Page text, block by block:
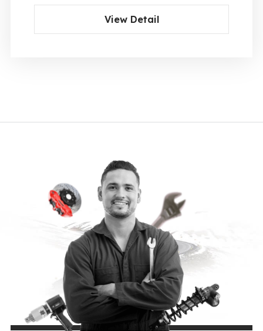
View Detail